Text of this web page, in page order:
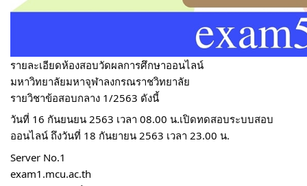
รายละเอียด​ห้องสอบวัดผลการศึกษา​ออนไลน์
มหาวิทยาลัย​มหา​จุฬาลงกรณ​ราช​วิทยาลัย​
รายวิชาข้อสอบกลาง 1/2563 ดังนี้
วันที่ 16 กันยนยน 2563 เวลา 08.00 น.เปิดทดสอบระบบสอบ
ออนไลน์ ถึงวันที่ 18 กันยายน 2563 เวลา 23.00 น.
Server No.1
exam1.mcu.ac.th